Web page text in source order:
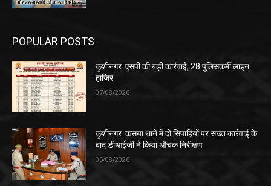
POPULAR POSTS
कुशीनगर: एसपी की बड़ी कार्रवाई, 28 पुलिसकर्मी लाइन
हाजिर
07/08/2026
कुशीनगर: कसया थाने में दो सिपाहियों पर सख्त कार्रवाई के
बाद डीआईजी ने किया औचक निरीक्षण
05/08/2026